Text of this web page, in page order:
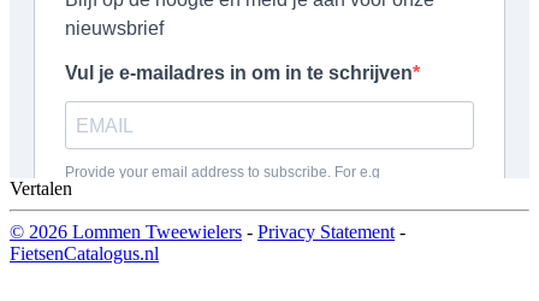
Vertalen
© 2026 Lommen Tweewielers - Privacy Statement -
FietsenCatalogus.nl